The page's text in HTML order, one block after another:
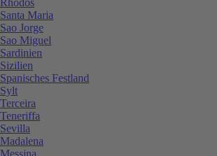
Santa Maria
Sao Jorge
Sao Miguel
Sardinien
Sizilien
Spanisches Festland
Sylt
Terceira
Teneriffa
Sevilla
Madalena
Messina